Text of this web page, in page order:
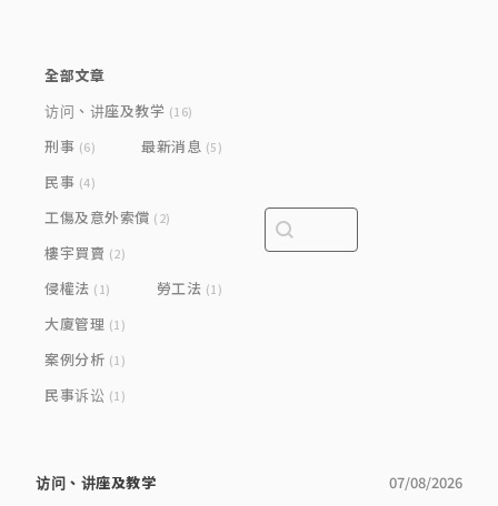
Category
全部文章
访问、讲座及教学 (16)
刑事 (6) 最新消息 (5)
民事 (4)
工傷及意外索償 (2)
樓宇買賣 (2)
侵權法 (1) 勞工法 (1)
大廈管理 (1)
案例分析 (1)
民事诉讼 (1)
Search bar
Search content
访问、讲座及教学 07/08/2026